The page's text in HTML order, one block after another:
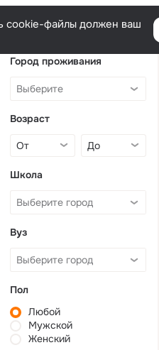
cookie-файлы должен ваш
Город проживания
Возраст
Школа
Вуз
Пол
Любой
Мужской
Женский